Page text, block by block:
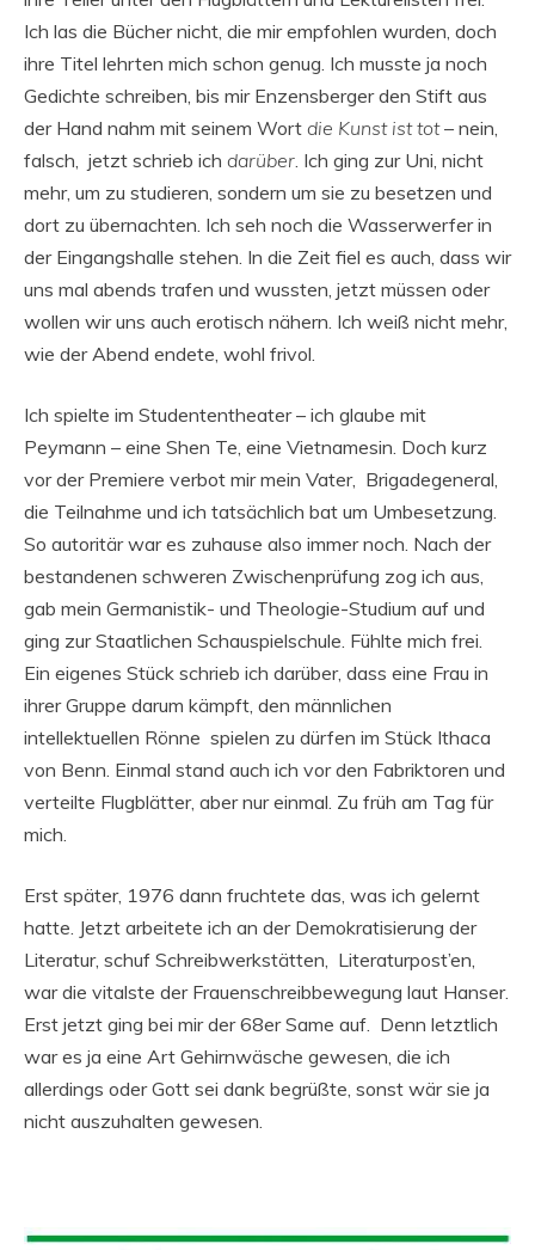
Ich las die Bücher nicht, die mir empfohlen wurden, doch
ihre Titel lehrten mich schon genug. Ich musste ja noch
Gedichte schreiben, bis mir Enzensberger den Stift aus
der Hand nahm mit seinem Wort die Kunst ist tot– nein,
falsch, jetzt schrieb ich darüber . Ich ging zur Uni, nicht
mehr, um zu studieren, sondern um sie zu besetzen und
dort zu übernachten. Ich seh noch die Wasserwerfer in
der Eingangshalle stehen. In die Zeit fiel es auch, dass wir
uns mal abends trafen und wussten, jetzt müssen oder
wollen wir uns auch erotisch nähern. Ich weiß nicht mehr,
wie der Abend endete, wohl frivol.
Ich spielte im Studententheater – ich glaube mit
Peymann – eine Shen Te, eine Vietnamesin. Doch kurz
vor der Premiere verbot mir mein Vater, Brigadegeneral,
die Teilnahme und ich tatsächlich bat um Umbesetzung.
So autoritär war es zuhause also immer noch. Nach der
bestandenen schweren Zwischenprüfung zog ich aus,
gab mein Germanistik- und Theologie-Studium auf und
ging zur Staatlichen Schauspielschule. Fühlte mich frei.
Ein eigenes Stück schrieb ich darüber, dass eine Frau in
ihrer Gruppe darum kämpft, den männlichen
intellektuellen Rönne spielen zu dürfen im Stück Ithaca
von Benn. Einmal stand auch ich vor den Fabriktoren und
verteilte Flugblätter, aber nur einmal. Zu früh am Tag für
mich.
Erst später, 1976 dann fruchtete das, was ich gelernt
hatte. Jetzt arbeitete ich an der Demokratisierung der
Literatur, schuf Schreibwerkstätten, Literaturpost’en,
war die vitalste der Frauenschreibbewegung laut Hanser.
Erst jetzt ging bei mir der 68er Same auf. Denn letztlich
war es ja eine Art Gehirnwäsche gewesen, die ich
allerdings oder Gott sei dank begrüßte, sonst wär sie ja
nicht auszuhalten gewesen.